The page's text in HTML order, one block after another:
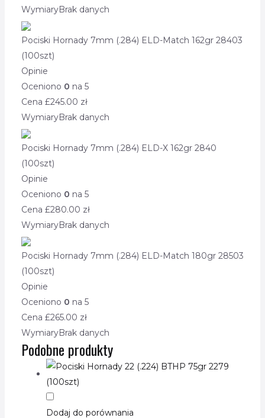
WymiaryBrak danych
Pociski Hornady 7mm (.284) ELD-Match 162gr 28403
(100szt)
Opinie
Oceniono 0 na 5
Cena £245.00 zł
WymiaryBrak danych
Pociski Hornady 7mm (.284) ELD-X 162gr 2840
(100szt)
Opinie
Oceniono 0 na 5
Cena £280.00 zł
WymiaryBrak danych
Pociski Hornady 7mm (.284) ELD-Match 180gr 28503
(100szt)
Opinie
Oceniono 0 na 5
Cena £265.00 zł
WymiaryBrak danych
Podobne produkty
Dodaj do porównania